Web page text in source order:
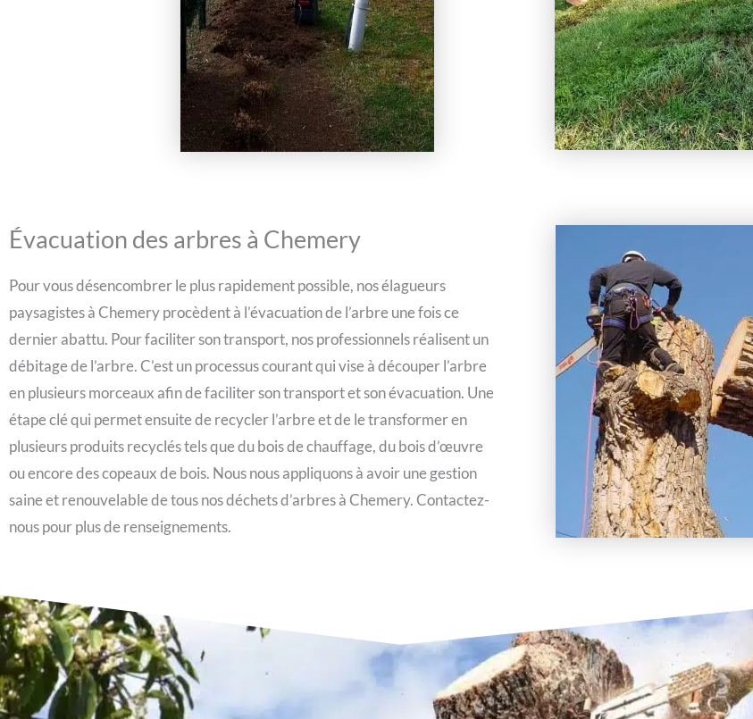
Évacuation des arbres à Chemery
Pour vous désencombrer le plus rapidement possible, nos élagueurs
paysagistes à Chemery procèdent à l’évacuation de l’arbre une fois ce
dernier abattu. Pour faciliter son transport, nos professionnels réalisent un
débitage de l’arbre. C’est un processus courant qui vise à découper l’arbre
en plusieurs morceaux afin de faciliter son transport et son évacuation. Une
étape clé qui permet ensuite de recycler l’arbre et de le transformer en
plusieurs produits recyclés tels que du bois de chauffage, du bois d’œuvre
ou encore des copeaux de bois. Nous nous appliquons à avoir une gestion
saine et renouvelable de tous nos déchets d’arbres à Chemery. Contactez-
nous pour plus de renseignements.